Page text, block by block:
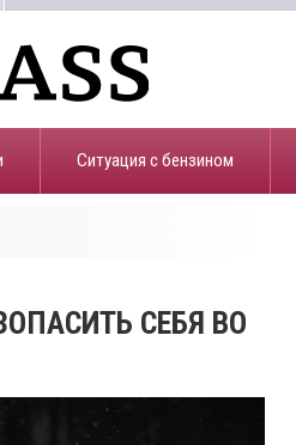
​Ситуация с бензином
СЕБЯ ВО